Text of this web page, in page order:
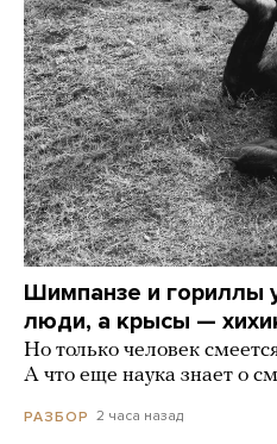
Шимпанзе и гориллы
люди, а крысы —
Но только человек
А что еще наука знает о
РАЗБОР 2 часа назад